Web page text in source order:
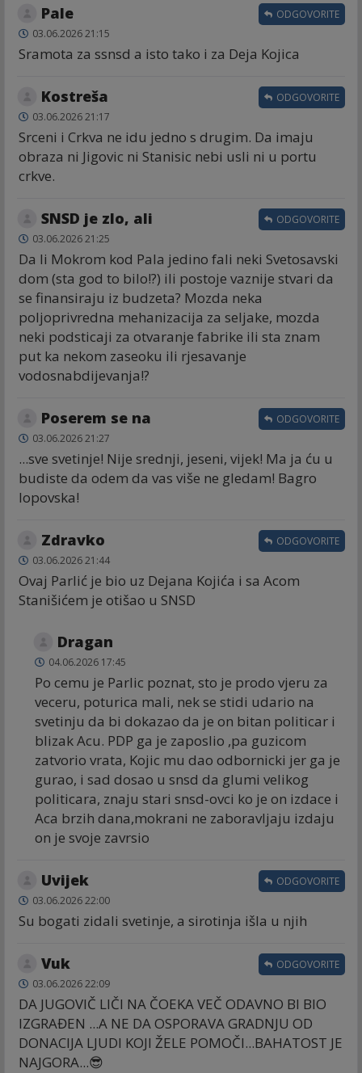
Pale
03.06.2026 21:15
Sramota za ssnsd a isto tako i za Deja Kojica
ODGOVORITE
Kostreša
03.06.2026 21:17
Srceni i Crkva ne idu jedno s drugim. Da imaju
obraza ni Jigovic ni Stanisic nebi usli ni u portu
crkve.
ODGOVORITE
SNSD je zlo, ali
03.06.2026 21:25
Da li Mokrom kod Pala jedino fali neki Svetosavski
dom (sta god to bilo!?) ili postoje vaznije stvari da
se finansiraju iz budzeta? Mozda neka
poljoprivredna mehanizacija za seljake, mozda
neki podsticaji za otvaranje fabrike ili sta znam
put ka nekom zaseoku ili rjesavanje
vodosnabdijevanja!?
ODGOVORITE
Poserem se na
03.06.2026 21:27
...sve svetinje! Nije srednji, jeseni, vijek! Ma ja ću u
budiste da odem da vas više ne gledam! Bagro
lopovska!
ODGOVORITE
Zdravko
03.06.2026 21:44
Ovaj Parlić je bio uz Dejana Kojića i sa Acom
Stanišićem je otišao u SNSD
ODGOVORITE
Dragan
04.06.2026 17:45
Po cemu je Parlic poznat, sto je prodo vjeru za
veceru, poturica mali, nek se stidi udario na
svetinju da bi dokazao da je on bitan politicar i
blizak Acu. PDP ga je zaposlio ,pa guzicom
zatvorio vrata, Kojic mu dao odbornicki jer ga je
gurao, i sad dosao u snsd da glumi velikog
politicara, znaju stari snsd-ovci ko je on izdace i
Aca brzih dana,mokrani ne zaboravljaju izdaju
on je svoje zavrsio
Uvijek
03.06.2026 22:00
Su bogati zidali svetinje, a sirotinja išla u njih
ODGOVORITE
Vuk
03.06.2026 22:09
DA JUGOVIČ LIČI NA ČOEKA VEČ ODAVNO BI BIO
IZGRAĐEN ...A NE DA OSPORAVA GRADNJU OD
DONACIJA LJUDI KOJI ŽELE POMOČI...BAHATOST JE
NAJGORA...😎
ODGOVORITE